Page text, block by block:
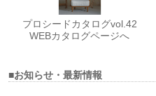
プロシードカタログvol.42
WEBカタログページへ
■お知らせ・最新情報